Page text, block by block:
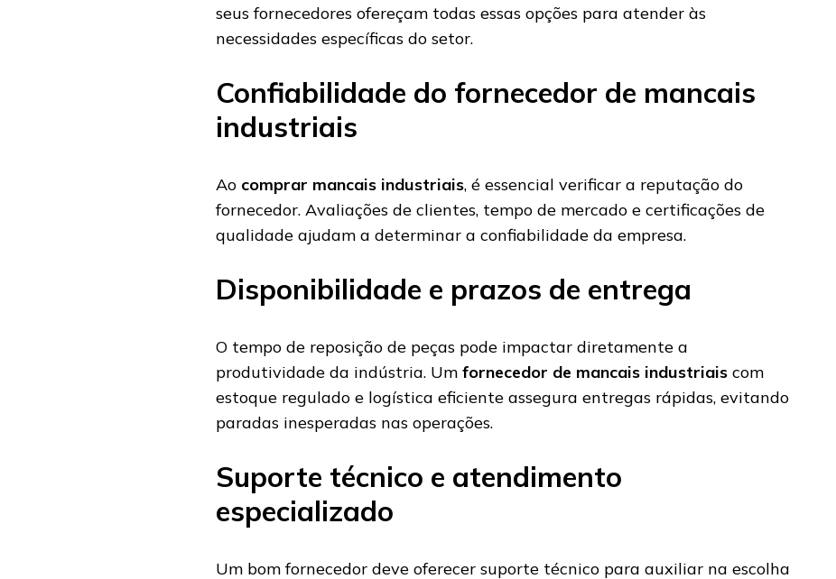
seus fornecedores ofereçam todas essas opções para atender às
necessidades específicas do setor.
Confiabilidade do fornecedor de mancais
industriais
Ao comprar mancais industriais, é essencial verificar a reputação do
fornecedor. Avaliações de clientes, tempo de mercado e certificações de
qualidade ajudam a determinar a confiabilidade da empresa.
Disponibilidade e prazos de entrega
O tempo de reposição de peças pode impactar diretamente a
produtividade da indústria. Um fornecedor de mancais industriais com
estoque regulado e logística eficiente assegura entregas rápidas, evitando
paradas inesperadas nas operações.
Suporte técnico e atendimento
especializado
Um bom fornecedor deve oferecer suporte técnico para auxiliar na escolha